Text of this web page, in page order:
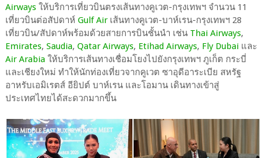
Airwaysให้บริการเที่ยวบินตรงเส้นทางคูเวต-กรุงเทพฯ จำนวน 11
เที่ยวบินต่อสัปดาห์ Gulf Airเส้นทางคูเวต-บาห์เรน-กรุงเทพฯ 28
เที่ยวบิน/สัปดาห์พร้อมด้วยสายการบินชั้นนำ เช่น Thai Airways,
Emirates, Saudia, Qatar Airways, Etihad Airways, Fly Dubaiและ
Air Arabiaให้บริการเส้นทางเชื่อมโยงไปยังกรุงเทพฯ ภูเก็ต กระบี่
และเชียงใหม่ ทำให้นักท่องเที่ยวจากคูเวต ซาอุดีอาระเบีย สหรัฐ
อาหรับเอมิเรตส์ อียิปต์ บาห์เรน และโอมาน เดินทางเข้าสู่
ประเทศไทยได้สะดวกมากขึ้น